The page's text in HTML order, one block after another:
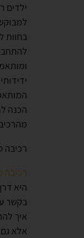
ילדים
בחוות
הכנה
רכיבה
רכיבה
היא
בקשר
איך
אלא